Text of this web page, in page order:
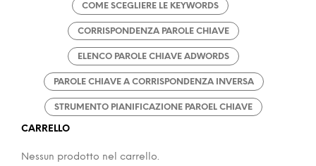
COME SCEGLIERE LE KEYWORDS
CORRISPONDENZA PAROLE CHIAVE
ELENCO PAROLE CHIAVE ADWORDS
PAROLE CHIAVE A CORRISPONDENZA INVERSA
STRUMENTO PIANIFICAZIONE PAROEL CHIAVE
CARRELLO
Nessun prodotto nel carrello.